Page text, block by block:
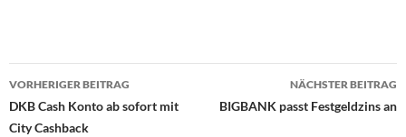
Beitrags-
Navigation
VORHERIGER BEITRAG
DKB Cash Konto ab sofort mit
City Cashback
NÄCHSTER BEITRAG
BIGBANK passt Festgeldzins an